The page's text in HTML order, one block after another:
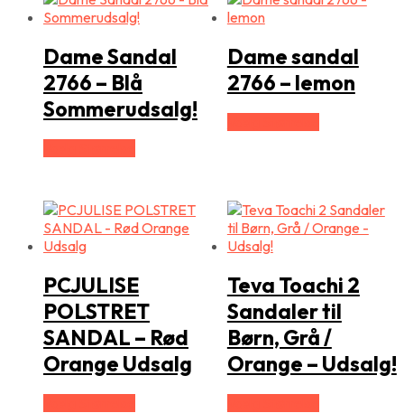
Dame Sandal
2766 – Blå
Sommerudsalg!
Dame sandal
2766 – lemon
PCJULISE
POLSTRET
SANDAL – Rød
Orange Udsalg
Teva Toachi 2
Sandaler til
Børn, Grå /
Orange – Udsalg!